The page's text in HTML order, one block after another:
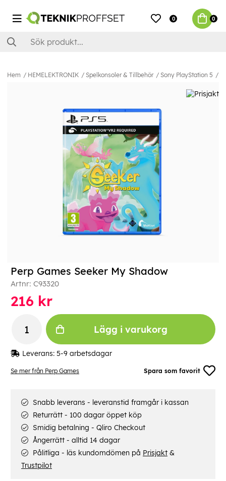
0 0
Hem HEMELEKTRONIK Spelkonsoler & Tillbehör Sony PlayStation 5
Se mer från Perp Games Spara som favorit
Perp Games Seeker My Shadow
Artnr: C93320
216 kr
Lägg i varukorg
Leverans: 5-9 arbetsdagar
Snabb leverans - leveranstid framgår i kassan
Returrätt - 100 dagar öppet köp
Smidig betalning - Qliro Checkout
Ångerrätt - alltid 14 dagar
Pålitliga - läs kundomdömen på Prisjakt &
Trustpilot